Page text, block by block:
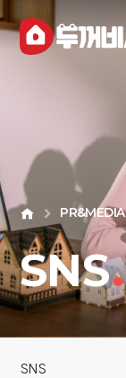
PR&MEDIA
SNS.
SNS